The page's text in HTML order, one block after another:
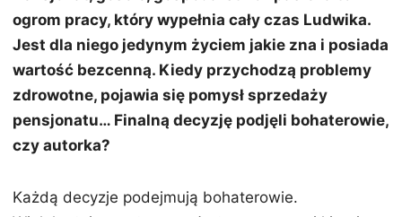
ogrom pracy, który wypełnia cały czas Ludwika.
Jest dla niego jedynym życiem jakie zna i posiada
wartość bezcenną. Kiedy przychodzą problemy
zdrowotne, pojawia się pomysł sprzedaży
pensjonatu… Finalną decyzję podjęli bohaterowie,
czy autorka?
Każdą decyzje podejmują bohaterowie.